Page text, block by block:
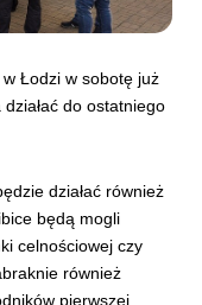
Łodzi w sobotę już
do ostatniego
działać również
będą mogli
celnościowej czy
również
pierwszej